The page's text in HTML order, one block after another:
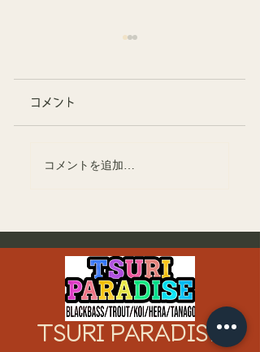
こども用ライフジャ
ン
コメント
コメントを追加…
TSURI PARADISE